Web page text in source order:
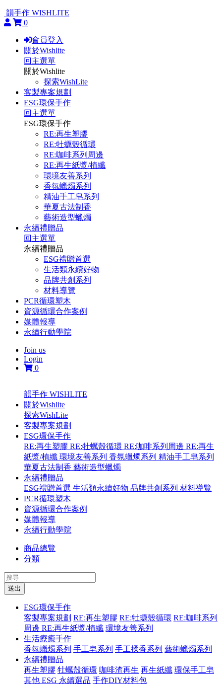
韻手作 WISHLITE
0
會員登入
關於Wishlite
回主選單
關於Wishlite
探索WishLite
客製專案規劃
ESG環保手作
回主選單
ESG環保手作
RE:再生塑膠
RE:牡蠣殼循環
RE:咖啡系列周邊
RE:再生紙漿/植纖
環境友善系列
香氛蠟燭系列
精油手工皂系列
華夏古法制香
藝術造型蠟燭
永續禮贈品
回主選單
永續禮贈品
ESG禮贈首選
生活類永續好物
品牌共創系列
材料導覽
PCR循環塑木
資源循環合作案例
媒體報導
永續行動學院
Join us
Login
0
韻手作 WISHLITE
關於Wishlite
探索WishLite
客製專案規劃
ESG環保手作
RE:再生塑膠 RE:牡蠣殼循環 RE:咖啡系列周邊 RE:再生
紙漿/植纖 環境友善系列 香氛蠟燭系列 精油手工皂系列
華夏古法制香 藝術造型蠟燭
永續禮贈品
ESG禮贈首選 生活類永續好物 品牌共創系列 材料導覽
PCR循環塑木
資源循環合作案例
媒體報導
永續行動學院
商品總覽
分類
送出
ESG環保手作
客製專案規劃 RE:再生塑膠 RE:牡蠣殼循環 RE:咖啡系列
周邊 RE:再生紙漿/植纖 環境友善系列
生活療癒手作
香氛蠟燭系列 手工皂系列 手工揉香系列 藝術蠟燭系列
永續禮贈品
再生塑膠 牡蠣殼循環 咖啡渣再生 再生紙纖 環保手工皂
其他 ESG 永續選品 手作DIY材料包